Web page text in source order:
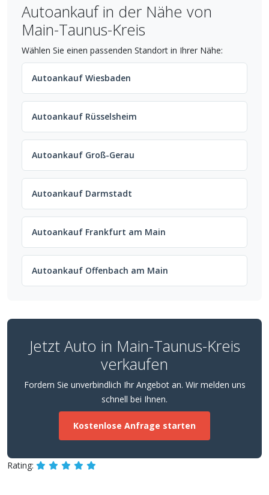
Autoankauf in der Nähe von
Main-Taunus-Kreis
Wählen Sie einen passenden Standort in Ihrer Nähe:
Autoankauf Wiesbaden
Autoankauf Rüsselsheim
Autoankauf Groß-Gerau
Autoankauf Darmstadt
Autoankauf Frankfurt am Main
Autoankauf Offenbach am Main
Jetzt Auto in Main-Taunus-Kreis
verkaufen
Fordern Sie unverbindlich Ihr Angebot an. Wir melden uns
schnell bei Ihnen.
Kostenlose Anfrage starten
Rating: